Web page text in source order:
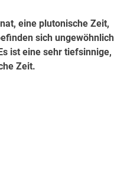
eine plutonische Zeit,
sich ungewöhnlich
ist eine sehr tiefsinnige,
Zeit.